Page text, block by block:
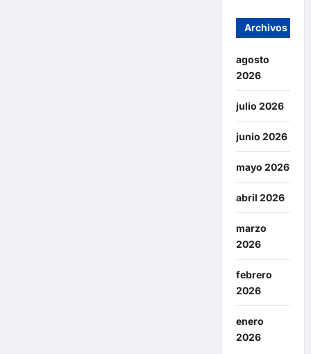
Archivos
agosto
2026
julio 2026
junio 2026
mayo 2026
abril 2026
marzo
2026
febrero
2026
enero
2026